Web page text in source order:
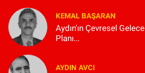
KEMAL BAŞARAN
Aydın'ın Çevresel
Planı...
AYDIN AVCI